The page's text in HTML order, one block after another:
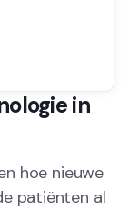
in
hoe nieuwe
patiënten al